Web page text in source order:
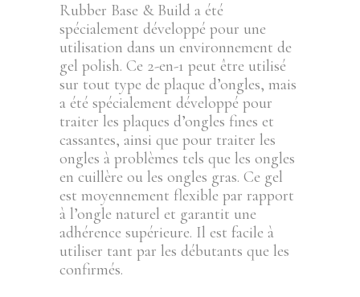
Rubber Base & Build a été
spécialement développé pour une
utilisation dans un environnement de
gel polish. Ce 2-en-1 peut être utilisé
sur tout type de plaque d’ongles, mais
a été spécialement développé pour
traiter les plaques d’ongles fines et
cassantes, ainsi que pour traiter les
ongles à problèmes tels que les ongles
en cuillère ou les ongles gras. Ce gel
est moyennement flexible par rapport
à l’ongle naturel et garantit une
adhérence supérieure. Il est facile à
utiliser tant par les débutants que les
confirmés.